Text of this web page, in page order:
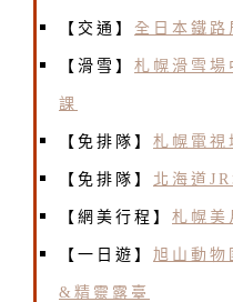
【交通】 全日本鐵
【滑雪】 札幌滑雪場
課
【免排隊】 札幌電視
【免排隊】 北海道
【網美行程】 札幌美
【一日遊】 旭山動
&精靈露臺